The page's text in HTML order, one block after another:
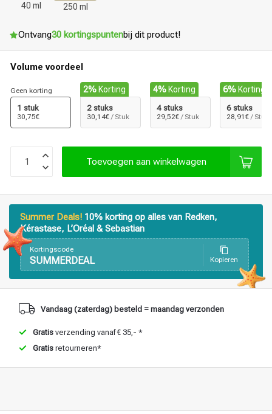
Haarstyling Haarkleuring
40 ml 250 ml
Ontvang30 kortingspuntenbij dit product!
Volume voordeel
Geen korting
1 stuk
30,75€
2% Korting
2 stuks
30,14€ / Stuk
4% Korting
4 stuks
29,52€ / Stuk
6% Korting
6 stuks
28,91€ / Stuk
Toevoegen aan winkelwagen
Summer Deals! 10% korting op alles van Redken,
Kérastase, L’Oréal & Sebastian
Kortingscode
SUMMERDEAL Kopieren
Vandaag (zaterdag) besteld = maandag verzonden
Gratis verzending vanaf € 35,- *
Gratis retourneren*